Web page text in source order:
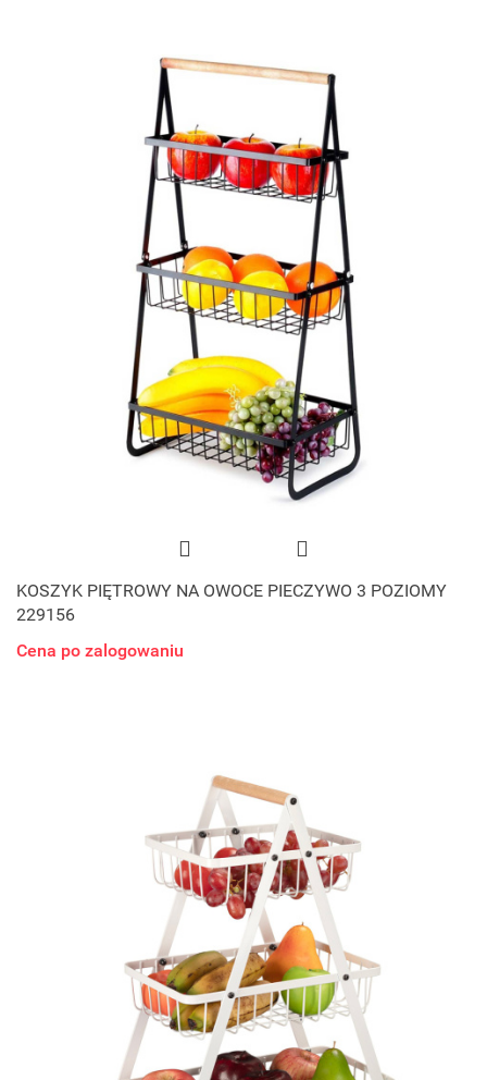
KOSZYK PIĘTROWY NA OWOCE PIECZYWO 3 POZIOMY
229156
Cena po zalogowaniu